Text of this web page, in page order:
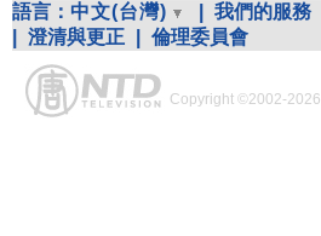
語言： 中文(台灣) 我們的服務
澄清與更正 倫理委員會
Copyright ©2002-2026